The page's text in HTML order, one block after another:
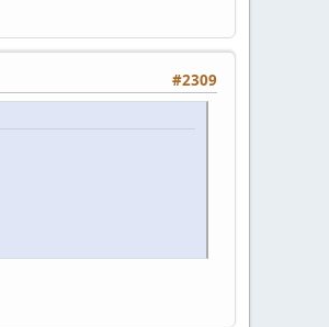
#2309